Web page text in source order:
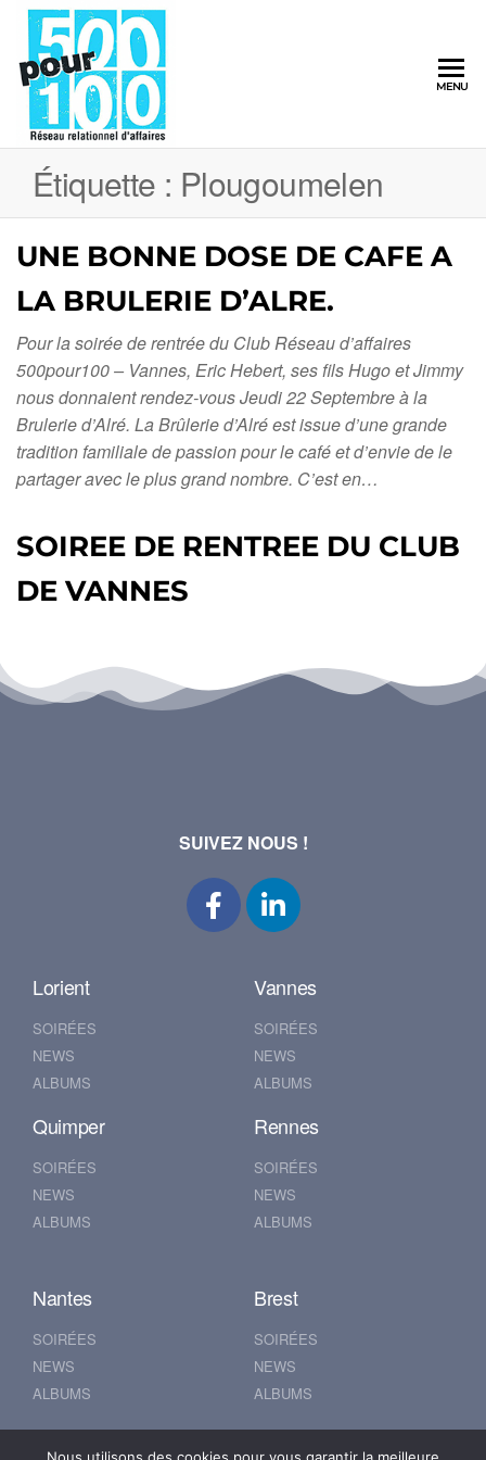
MENU
Étiquette : Plougoumelen
UNE BONNE DOSE DE CAFE A
LA BRULERIE D’ALRE.
Pour la soirée de rentrée du Club Réseau d’affaires
500pour100 – Vannes, Eric Hebert, ses fils Hugo et Jimmy
nous donnaient rendez-vous Jeudi 22 Septembre à la
Brulerie d’Alré. La Brûlerie d’Alré est issue d’une grande
tradition familiale de passion pour le café et d’envie de le
partager avec le plus grand nombre. C’est en…
SOIREE DE RENTREE DU CLUB
DE VANNES
SUIVEZ NOUS !
Lorient
SOIRÉES
NEWS
ALBUMS
Vannes
SOIRÉES
NEWS
ALBUMS
Quimper
SOIRÉES
NEWS
ALBUMS
Rennes
SOIRÉES
NEWS
ALBUMS
Nantes
SOIRÉES
NEWS
ALBUMS
Brest
SOIRÉES
NEWS
ALBUMS